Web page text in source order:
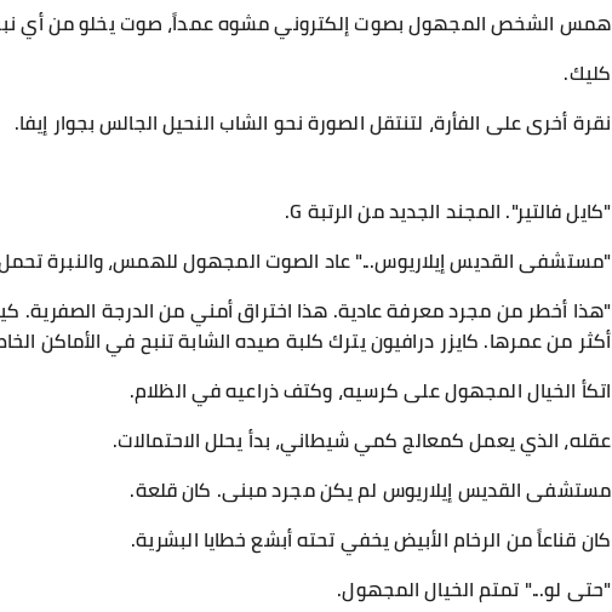
​همس الشخص المجهول بصوت إلكتروني مشوه عمداً، صوت يخلو من أي
​كليك.
نقرة أخرى على الفأرة، لتنتقل الصورة نحو الشاب النحيل الجالس بجوار إيفا.
"كايل فالتير". المجند الجديد من الرتبة G.
​"مستشفى القديس إيلاريوس..." عاد الصوت المجهول للهمس، والنبرة تحمل
"هذا أخطر من مجرد معرفة عادية. هذا اختراق أمني من الدرجة الصفرية.
أكثر من عمرها. كايزر درافيون يترك كلبة صيده الشابة تنبح في الأماكن
​اتكأ الخيال المجهول على كرسيه، وكتف ذراعيه في الظلام.
عقله، الذي يعمل كمعالج كمي شيطاني، بدأ يحلل الاحتمالات.
​مستشفى القديس إيلاريوس لم يكن مجرد مبنى. كان قلعة.
كان قناعاً من الرخام الأبيض يخفي تحته أبشع خطايا البشرية.
​"حتى لو..." تمتم الخيال المجهول.